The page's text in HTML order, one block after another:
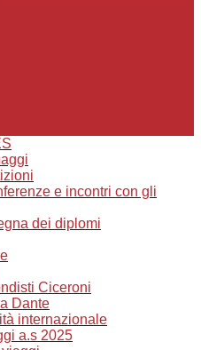
e incontri con gli
dei diplomi
Ciceroni
Dante
internazionale
a.s 2025